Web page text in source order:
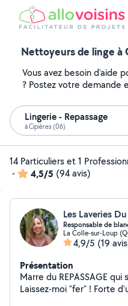
Nettoyeurs de linge à
Vous avez besoin d'aide
? Postez votre demande
Lingerie - Repassage
à Cipières (06)
14 Particuliers et 1
-
4,5/5 (94 avis)
Les Laveries
Responsable de
La Colle-sur-Loup
4,9/5 (19
Présentation
Marre du REPASSAGE
Laissez-moi "fer" ! Forte d'une expérience en